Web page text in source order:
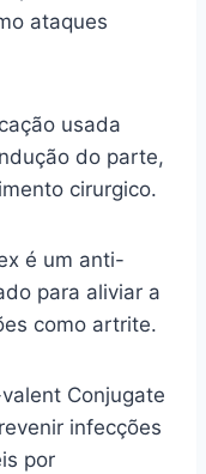
ataques
usada
do parte,
cirurgico.
é um anti-
para aliviar a
como artrite.
Conjugate
infecções
por